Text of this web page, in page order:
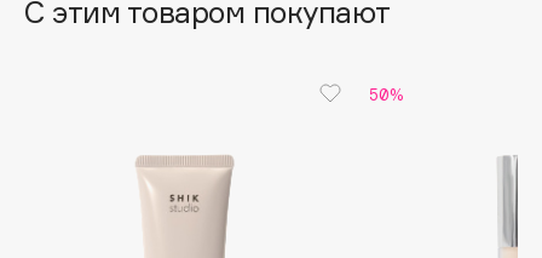
Beauty Pati
Beverly Hills Polo Club
С этим товаром покупают
50%